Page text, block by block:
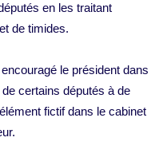
en les traitant
de timides.
le président dans
certains députés à de
fictif dans le cabinet